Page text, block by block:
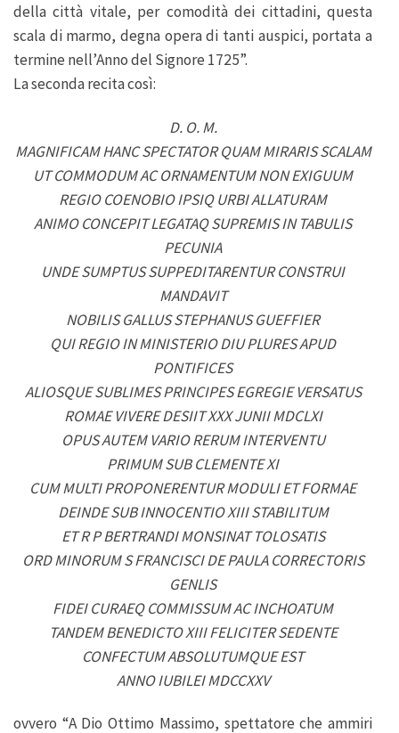
della città vitale, per comodità dei cittadini, questa
scala di marmo, degna opera di tanti auspici, portata a
termine nell’Anno del Signore 1725”.
La seconda recita così:
D. O. M.
MAGNIFICAM HANC SPECTATOR QUAM MIRARIS SCALAM
UT COMMODUM AC ORNAMENTUM NON EXIGUUM
REGIO COENOBIO IPSIQ URBI ALLATURAM
ANIMO CONCEPIT LEGATAQ SUPREMIS IN TABULIS
PECUNIA
UNDE SUMPTUS SUPPEDITARENTUR CONSTRUI
MANDAVIT
NOBILIS GALLUS STEPHANUS GUEFFIER
QUI REGIO IN MINISTERIO DIU PLURES APUD
PONTIFICES
ALIOSQUE SUBLIMES PRINCIPES EGREGIE VERSATUS
ROMAE VIVERE DESIIT XXX JUNII MDCLXI
OPUS AUTEM VARIO RERUM INTERVENTU
PRIMUM SUB CLEMENTE XI
CUM MULTI PROPONERENTUR MODULI ET FORMAE
DEINDE SUB INNOCENTIO XIII STABILITUM
ET R P BERTRANDI MONSINAT TOLOSATIS
ORD MINORUM S FRANCISCI DE PAULA CORRECTORIS
GENLIS
FIDEI CURAEQ COMMISSUM AC INCHOATUM
TANDEM BENEDICTO XIII FELICITER SEDENTE
CONFECTUM ABSOLUTUMQUE EST
ANNO IUBILEI MDCCXXV
ovvero “A Dio Ottimo Massimo, spettatore che ammiri